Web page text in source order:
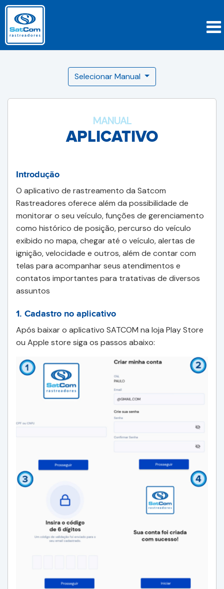
Selecionar Manual
MANUAL
APLICATIVO
Introdução
O aplicativo de rastreamento da Satcom
Rastreadores oferece além da possibilidade de
monitorar o seu veículo, funções de gerenciamento
como histórico de posição, percurso do veículo
exibido no mapa, chegar até o veículo, alertas de
ignição, velocidade e outros, além de contar com
telas para acompanhar seus atendimentos e
contatos importantes para tratativas de diversos
assuntos
1. Cadastro no aplicativo
Após baixar o aplicativo SATCOM na loja Play Store
ou Apple store siga os passos abaixo: